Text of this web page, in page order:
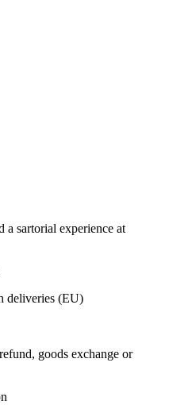
a sartorial experience at
deliveries (EU)
goods exchange or